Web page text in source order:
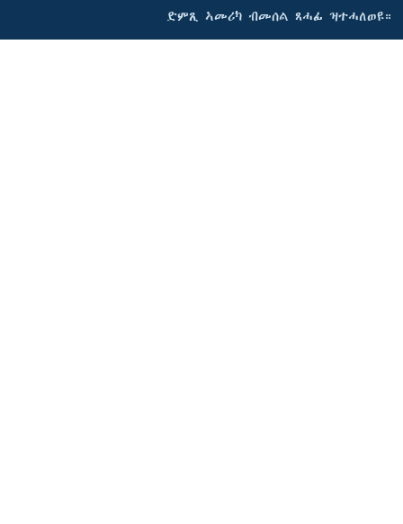
ድምጺ ኣመሪካ ብመሰል ጸሓፊ ዝተሓለወዩ።